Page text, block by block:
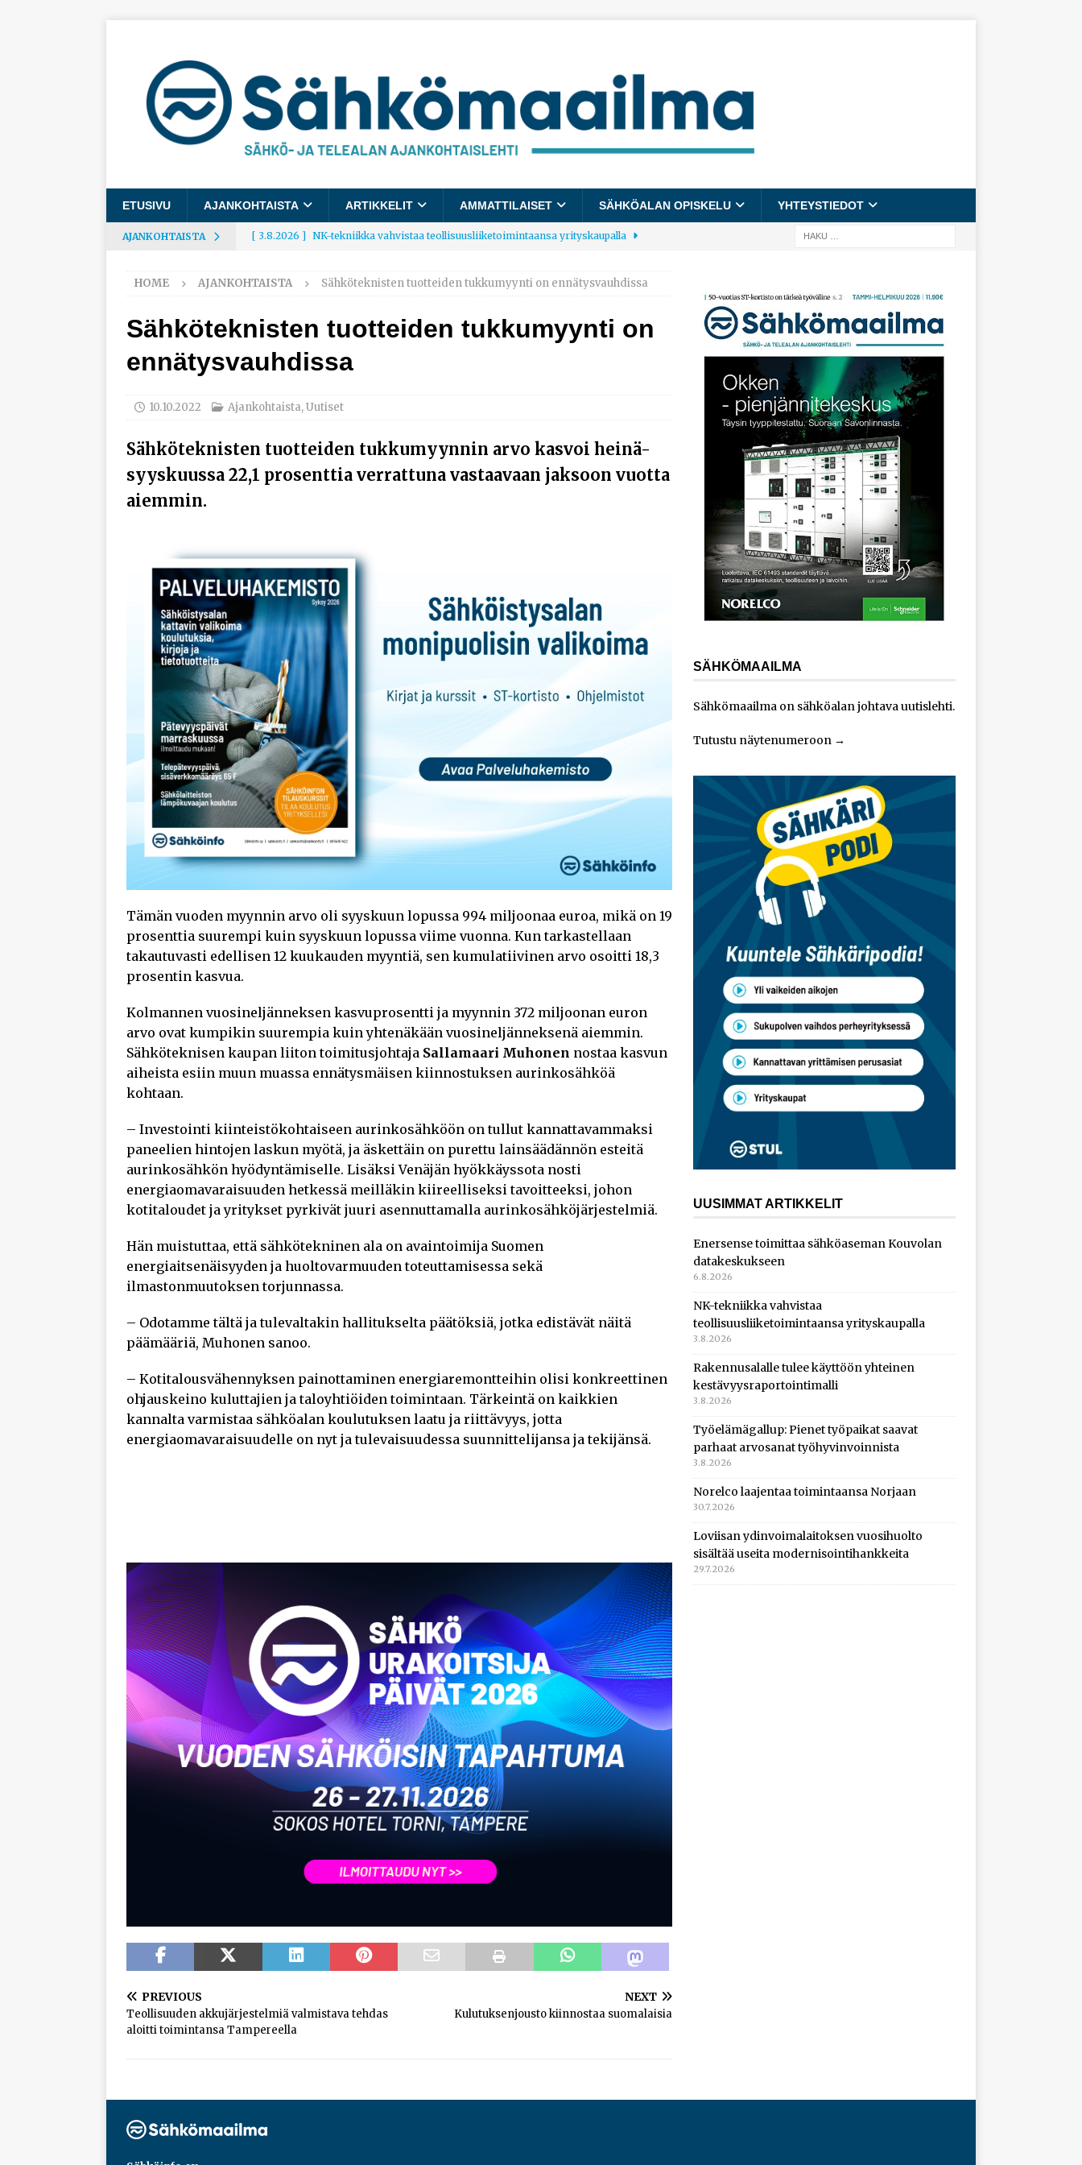
ETUSIVU AJANKOHTAISTA ARTIKKELIT AMMATTILAISET SÄHKÖALAN OPISKELU YHTEYSTIEDOT
AJANKOHTAISTA [ 3.8.2026 ] NK-tekniikka vahvistaa teollisuusliiketoimintaansa yrityskaupalla
[ 3.8.2026 ] Rakennusalalle tulee käyttöön yhteinen kestävyysraportointimalli
AJANKOHTAISTA
Työelämägallup: Pienet työpaikat saavat parhaat arvosanat
työhyvinvoinnista
[ 30.7.2026 ] Norelco laajentaa toimintaansa Norjaan
modernisointihankkeita AJANKOHTAISTA
[ 6.8.2026 ] Enersense toimittaa sähköaseman Kouvolan datakeskukseen
HOME AJANKOHTAISTA Sähköteknisten tuotteiden tukkumyynti on ennätysvauhdissa
Sähköteknisten tuotteiden tukkumyynti on
ennätysvauhdissa
10.10.2022 Ajankohtaista,Uutiset
Sähköteknisten tuotteiden tukkumyynnin arvo kasvoi heinä-
syyskuussa 22,1 prosenttia verrattuna vastaavaan jaksoon vuotta
aiemmin.
Tämän vuoden myynnin arvo oli syyskuun lopussa 994 miljoonaa euroa, mikä on 19
prosenttia suurempi kuin syyskuun lopussa viime vuonna. Kun tarkastellaan
takautuvasti edellisen 12 kuukauden myyntiä, sen kumulatiivinen arvo osoitti 18,3
prosentin kasvua.
Kolmannen vuosineljänneksen kasvuprosentti ja myynnin 372 miljoonan euron
arvo ovat kumpikin suurempia kuin yhtenäkään vuosineljänneksenä aiemmin.
Sähköteknisen kaupan liiton toimitusjohtaja Sallamaari Muhonen nostaa kasvun
aiheista esiin muun muassa ennätysmäisen kiinnostuksen aurinkosähköä
kohtaan.
– Investointi kiinteistökohtaiseen aurinkosähköön on tullut kannattavammaksi
paneelien hintojen laskun myötä, ja äskettäin on purettu lainsäädännön esteitä
aurinkosähkön hyödyntämiselle. Lisäksi Venäjän hyökkäyssota nosti
energiaomavaraisuuden hetkessä meilläkin kiireelliseksi tavoitteeksi, johon
kotitaloudet ja yritykset pyrkivät juuri asennuttamalla aurinkosähköjärjestelmiä.
Hän muistuttaa, että sähkötekninen ala on avaintoimija Suomen
energiaitsenäisyyden ja huoltovarmuuden toteuttamisessa sekä
ilmastonmuutoksen torjunnassa.
– Odotamme tältä ja tulevaltakin hallitukselta päätöksiä, jotka edistävät näitä
päämääriä, Muhonen sanoo.
– Kotitalousvähennyksen painottaminen energiaremontteihin olisi konkreettinen
ohjauskeino kuluttajien ja taloyhtiöiden toimintaan. Tärkeintä on kaikkien
kannalta varmistaa sähköalan koulutuksen laatu ja riittävyys, jotta
energiaomavaraisuudelle on nyt ja tulevaisuudessa suunnittelijansa ja tekijänsä.
PREVIOUS
Teollisuuden akkujärjestelmiä valmistava tehdas
aloitti toimintansa Tampereella
NEXT
Kulutuksenjousto kiinnostaa suomalaisia
SÄHKÖMAAILMA
Sähkömaailma on sähköalan johtava uutislehti.
Tutustu näytenumeroon→
UUSIMMAT ARTIKKELIT
Enersense toimittaa sähköaseman Kouvolan
datakeskukseen
6.8.2026
NK-tekniikka vahvistaa
teollisuusliiketoimintaansa yrityskaupalla
3.8.2026
Rakennusalalle tulee käyttöön yhteinen
kestävyysraportointimalli
3.8.2026
Työelämägallup: Pienet työpaikat saavat
parhaat arvosanat työhyvinvoinnista
3.8.2026
Norelco laajentaa toimintaansa Norjaan
30.7.2026
Loviisan ydinvoimalaitoksen vuosihuolto
sisältää useita modernisointihankkeita
29.7.2026